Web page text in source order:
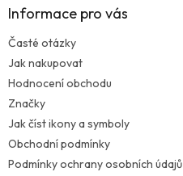
Informace pro vás
Časté otázky
Jak nakupovat
Hodnocení obchodu
Značky
Jak číst ikony a symboly
Obchodní podmínky
Podmínky ochrany osobních údajů